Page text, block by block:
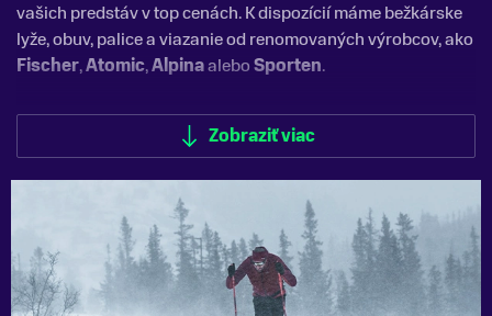
vašich predstáv v top cenách. K dispozícií máme bežkárske
lyže, obuv, palice a viazanie od renomovaných výrobcov, ako
Fischer,Atomic,AlpinaaleboSporten.
Zobraziť viac
Zobraziť menej